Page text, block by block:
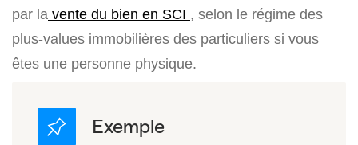
par la vente du bien en SCI , selon le régime des
plus-values immobilières des particuliers si vous
êtes une personne physique.